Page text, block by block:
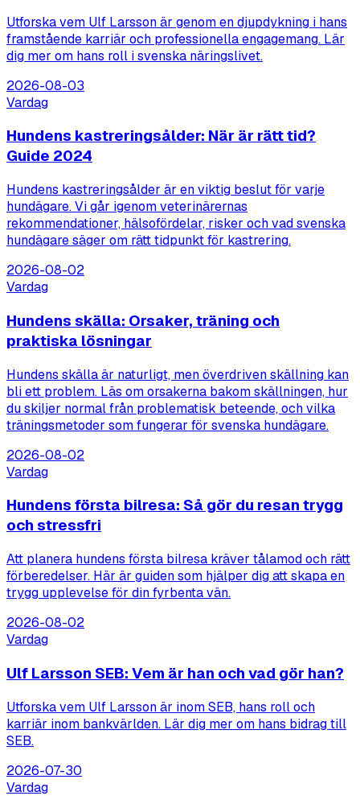
Utforska vem Ulf Larsson är genom en djupdykning i hans
framstående karriär och professionella engagemang. Lär
dig mer om hans roll i svenska näringslivet.
2026-08-03
Vardag
Hundens kastreringsålder: När är rätt tid?
Guide 2024
Hundens kastreringsålder är en viktig beslut för varje
hundägare. Vi går igenom veterinärernas
rekommendationer, hälsofördelar, risker och vad svenska
hundägare säger om rätt tidpunkt för kastrering.
2026-08-02
Vardag
Hundens skälla: Orsaker, träning och
praktiska lösningar
Hundens skälla är naturligt, men överdriven skällning kan
bli ett problem. Läs om orsakerna bakom skällningen, hur
du skiljer normal från problematisk beteende, och vilka
träningsmetoder som fungerar för svenska hundägare.
2026-08-02
Vardag
Hundens första bilresa: Så gör du resan trygg
och stressfri
Att planera hundens första bilresa kräver tålamod och rätt
förberedelser. Här är guiden som hjälper dig att skapa en
trygg upplevelse för din fyrbenta vän.
2026-08-02
Vardag
Ulf Larsson SEB: Vem är han och vad gör han?
Utforska vem Ulf Larsson är inom SEB, hans roll och
karriär inom bankvärlden. Lär dig mer om hans bidrag till
SEB.
2026-07-30
Vardag